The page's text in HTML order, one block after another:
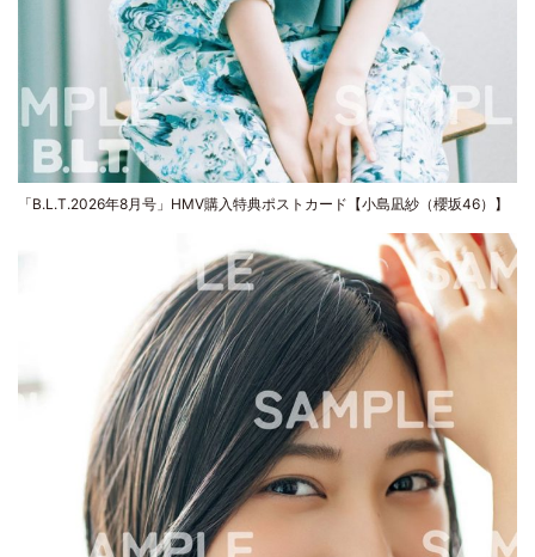
「B.L.T.2026年8月号」HMV購入特典ポストカード【小島凪紗（櫻坂46）】